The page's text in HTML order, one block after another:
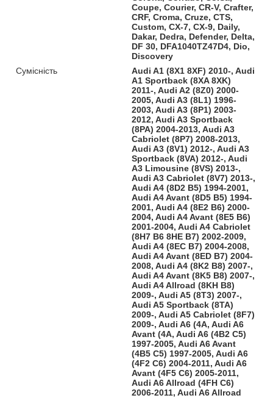
Coupe, Courier, CR-V, Crafter,
CRF, Croma, Cruze, CTS,
Custom, CX-7, CX-9, Daily,
Dakar, Dedra, Defender, Delta,
DF 30, DFA1040TZ47D4, Dio,
Discovery
Сумісність
Audi A1 (8X1 8XF) 2010-, Audi
A1 Sportback (8XA 8XK)
2011-, Audi A2 (8Z0) 2000-
2005, Audi A3 (8L1) 1996-
2003, Audi A3 (8P1) 2003-
2012, Audi A3 Sportback
(8PA) 2004-2013, Audi A3
Cabriolet (8P7) 2008-2013,
Audi A3 (8V1) 2012-, Audi A3
Sportback (8VA) 2012-, Audi
A3 Limousine (8VS) 2013-,
Audi A3 Cabriolet (8V7) 2013-,
Audi A4 (8D2 B5) 1994-2001,
Audi A4 Avant (8D5 B5) 1994-
2001, Audi A4 (8E2 B6) 2000-
2004, Audi A4 Avant (8E5 B6)
2001-2004, Audi A4 Cabriolet
(8H7 B6 8HE B7) 2002-2009,
Audi A4 (8EC B7) 2004-2008,
Audi A4 Avant (8ED B7) 2004-
2008, Audi A4 (8K2 B8) 2007-,
Audi A4 Avant (8K5 B8) 2007-,
Audi A4 Allroad (8KH B8)
2009-, Audi A5 (8T3) 2007-,
Audi A5 Sportback (8TA)
2009-, Audi A5 Cabriolet (8F7)
2009-, Audi A6 (4A, Audi A6
Avant (4A, Audi A6 (4B2 C5)
1997-2005, Audi A6 Avant
(4B5 C5) 1997-2005, Audi A6
(4F2 C6) 2004-2011, Audi A6
Avant (4F5 C6) 2005-2011,
Audi A6 Allroad (4FH C6)
2006-2011, Audi A6 Allroad